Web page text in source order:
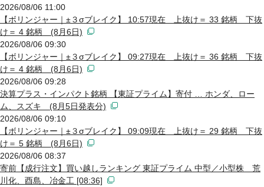
2026/08/06 11:00
【ボリンジャー｜±３σブレイク】 10:57現在 上抜け＝ 33 銘柄 下抜
け＝ 4 銘柄 (8月6日)
2026/08/06 09:30
【ボリンジャー｜±３σブレイク】 09:27現在 上抜け＝ 36 銘柄 下抜
け＝ 4 銘柄 (8月6日)
2026/08/06 09:28
決算プラス・インパクト銘柄 【東証プライム】寄付 … ホンダ、ロー
ム、スズキ (8月5日発表分)
2026/08/06 09:10
【ボリンジャー｜±３σブレイク】 09:09現在 上抜け＝ 29 銘柄 下抜
け＝ 5 銘柄 (8月6日)
2026/08/06 08:37
寄前【成行注文】買い越しランキング 東証プライム 中型／小型株 荒
川化、酉島、冶金工 [08:36]